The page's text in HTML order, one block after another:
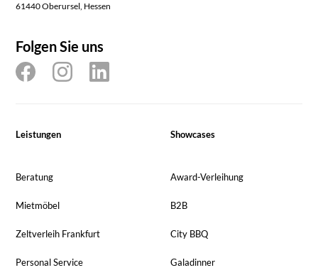
61440 Oberursel, Hessen
Folgen Sie uns
Leistungen
Beratung
Mietmöbel
Zeltverleih Frankfurt
Personal Service
Showcases
Award-Verleihung
B2B
City BBQ
Galadinner